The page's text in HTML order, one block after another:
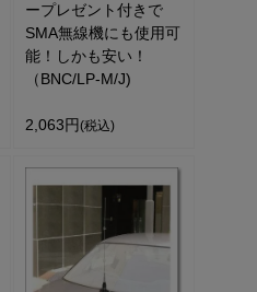
ープレゼント付きで
SMA無線機にも使用可
能！しかも安い！
（BNC/LP-M/J)
2,063円 (税込)